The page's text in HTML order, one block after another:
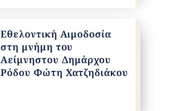
Εθελοντική Αιμοδοσία
στη μνήμη του
Αείμνηστου Δημάρχου
Ρόδου Φώτη Χατζηδιάκου